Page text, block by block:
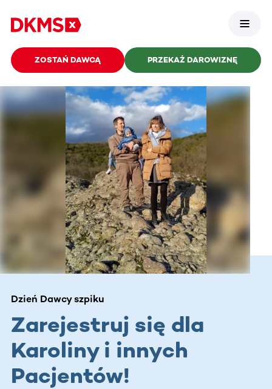
ZOSTAŃ DAWCĄ PRZEKAŻ DAROWIZNĘ
Dzień Dawcy szpiku
Zarejestruj się dla
Karoliny i innych
Pacjentów!